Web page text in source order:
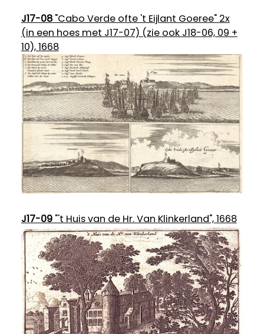
J17-08"Cabo Verde ofte 't Eijlant Goeree" 2x
(in een hoes met J17-07) (zie ook J18-06, 09 +
10), 1668
J17-09"'t Huis van de Hr. Van Klinkerland", 1668